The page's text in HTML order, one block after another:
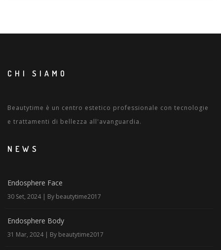
CHI SIAMO
Beautytime è un centro estetico professionale con tecnologie
e trattamenti di bellezza all'avanguardia.
NEWS
Endosphere Face
30 Set, 2024 | By beautytime2017
Endosphere Body
31 Mar, 2024 | By beautytime2017